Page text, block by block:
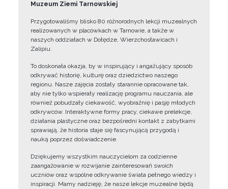
Muzeum Ziemi Tarnowskiej
Przygotowaliśmy blisko 80 różnorodnych lekcji muzealnych
realizowanych w placówkach w Tarnowie, a także w
naszych oddziałach w Dołędze, Wierzchosławicach i
Zalipiu.
To doskonała okazja, by w inspirujący i angażujący sposób
odkrywać historię, kulturę oraz dziedzictwo naszego
regionu. Nasze zajęcia zostały starannie opracowane tak,
aby nie tylko wspierały realizację programu nauczania, ale
również pobudzały ciekawość, wyobraźnię i pasję młodych
odkrywców. Interaktywne formy pracy, ciekawe prelekcje,
działania plastyczne oraz bezpośredni kontakt z zabytkami
sprawiają, że historia staje się fascynującą przygodą i
nauką poprzez doświadczenie.
Dziękujemy wszystkim nauczycielom za codzienne
zaangażowanie w rozwijanie zainteresowań swoich
uczniów oraz wspólne odkrywanie świata pełnego wiedzy i
inspiracji. Mamy nadzieję, że nasze lekcje muzealne będą